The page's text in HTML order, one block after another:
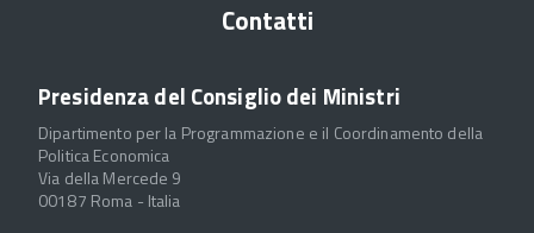
Contatti
Presidenza del Consiglio dei Ministri
Dipartimento per la Programmazione e il Coordinamento della
Politica Economica
Via della Mercede 9
00187 Roma - Italia